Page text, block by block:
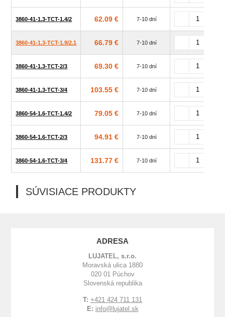
3860-41-1.3-TCT-1.4/2 62.09 € 7-10 dní
3860-41-1.3-TCT-1.9/2.1 66.79 € 7-10 dní
3860-41-1.3-TCT-2/3 69.30 € 7-10 dní
3860-41-1.3-TCT-3/4 103.55 € 7-10 dní
3860-54-1.6-TCT-1.4/2 79.05 € 7-10 dní
3860-54-1.6-TCT-2/3 94.91 € 7-10 dní
3860-54-1.6-TCT-3/4 131.77 € 7-10 dní
SÚVISIACE PRODUKTY
ADRESA
LUJATEL, s.r.o.
Moravská ulica 1880
020 01 Púchov
Slovenská republika
T: +421 424 711 131
E: info@lujatel.sk